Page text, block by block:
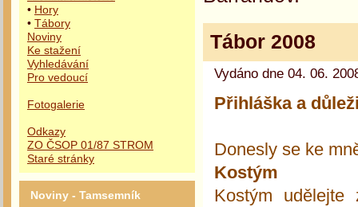
• Hory
• Tábory
Noviny
Ke stažení
Vyhledávání
Pro vedoucí
Fotogalerie
Odkazy
ZO ČSOP 01/87 STROM
Staré stránky
Noviny - Tamsemník
Tábor 2008
Vydáno dne 04. 06.
Přihláška a
Donesly se ke
Kostým
Kostým